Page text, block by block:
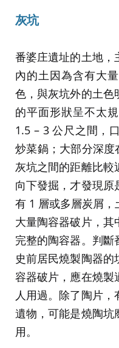
灰坑
番婆庄遺址的土地，
內的土因為含有大
色，與灰坑外的土色
的平面形狀呈不太
1.5 – 3 公尺之間，
炒菜鍋；大部分深
灰坑之間的距離比較
向下發掘，才發現原
有 1 層或多層炭屑
大量陶容器破片，
完整的陶容器。判斷
史前居民燒製陶器
容器破片，應在燒製
人用過。除了陶片
遺物，可能是燒陶坑
用。